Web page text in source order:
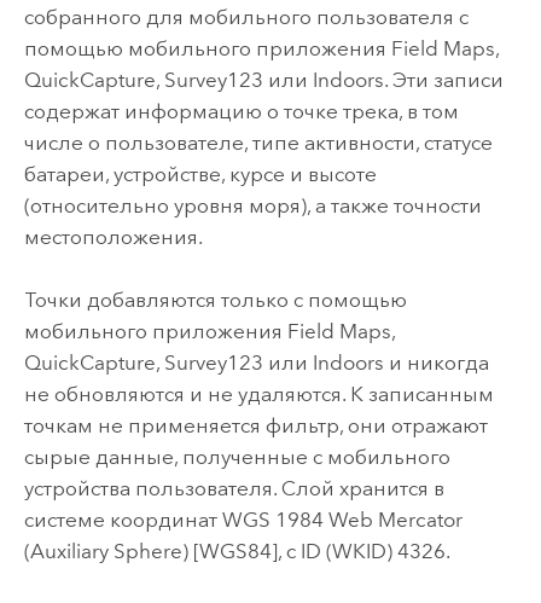
собранного для мобильного пользователя с
помощью мобильного приложения Field Maps,
QuickCapture, Survey123 или Indoors. Эти записи
содержат информацию о точке трека, в том
числе о пользователе, типе активности, статусе
батареи, устройстве, курсе и высоте
(относительно уровня моря), а также точности
местоположения.
Точки добавляются только с помощью
мобильного приложения Field Maps,
QuickCapture, Survey123 или Indoors и никогда
не обновляются и не удаляются. К записанным
точкам не применяется фильтр, они отражают
сырые данные, полученные с мобильного
устройства пользователя. Слой хранится в
системе координат WGS 1984 Web Mercator
(Auxiliary Sphere) [WGS84], с ID (WKID) 4326.